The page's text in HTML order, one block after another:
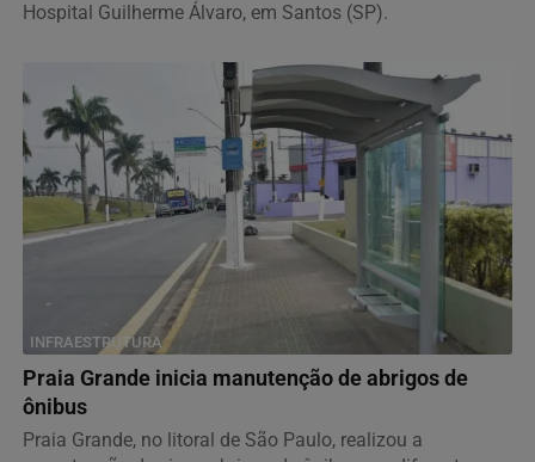
Hospital Guilherme Álvaro, em Santos (SP).
INFRAESTRUTURA
Praia Grande inicia manutenção de abrigos de
ônibus
Praia Grande, no litoral de São Paulo, realizou a